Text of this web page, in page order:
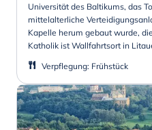
Universität des Baltikums, das
mittelalterliche
Kapelle herum gebaut wurde,
Katholik ist Wallfahrtsort in
Verpflegung: Frühstück